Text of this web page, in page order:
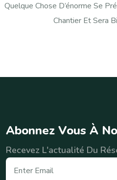
Quelque Chose D’énorme Se
Chantier Et Sera
Abonnez Vous À No
Recevez L'actualité Du